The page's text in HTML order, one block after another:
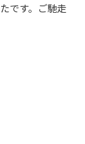
です。ご馳走